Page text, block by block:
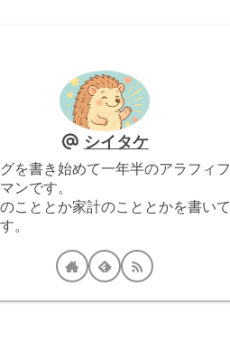
シイタケ
を書き始めて一年半のアラフィフ
ンです。
こととか家計のこととかを書いて
。